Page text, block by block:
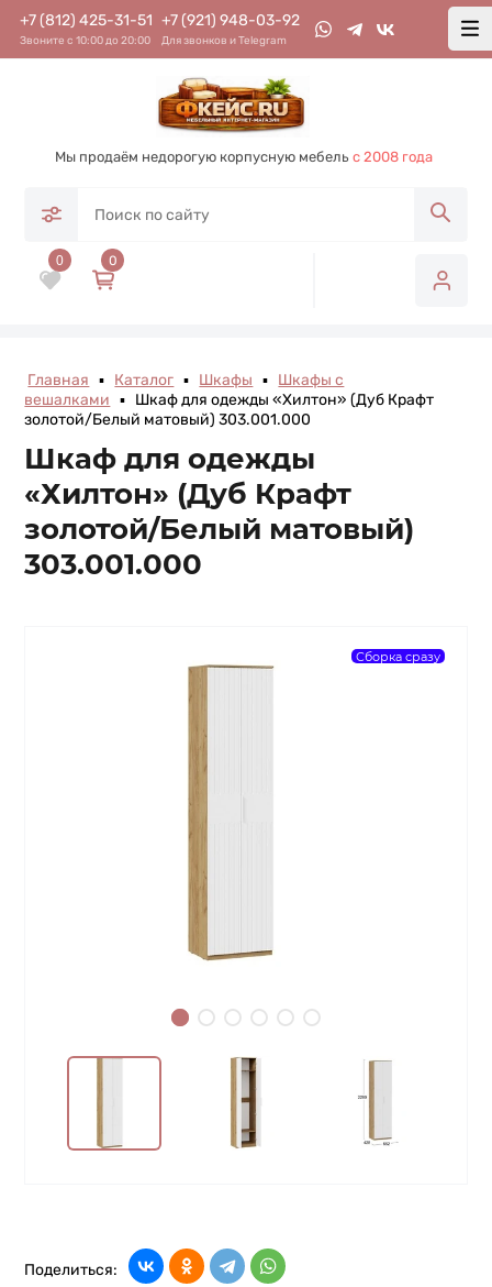
+7 (812) 425-31-51
Звоните с 10:00 до 20:00
+7 (921) 948-03-92
Для звонков и Telegram
Мы продаём недорогую корпусную мебельс 2008 года
0 0
Главная ▪ Каталог ▪ Шкафы ▪ Шкафы с
вешалками
▪ Шкаф для одежды «Хилтон» (Дуб Крафт
золотой/Белый матовый) 303.001.000
Шкаф для одежды
«Хилтон» (Дуб Крафт
золотой/Белый матовый)
303.001.000
Сборка сразу
Поделиться: